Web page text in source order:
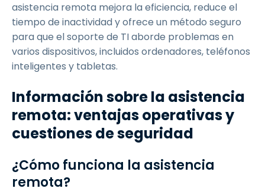
asistencia remota mejora la eficiencia, reduce el
tiempo de inactividad y ofrece un método seguro
para que el soporte de TI aborde problemas en
varios dispositivos, incluidos ordenadores, teléfonos
inteligentes y tabletas.
Información sobre la asistencia
remota: ventajas operativas y
cuestiones de seguridad
¿Cómo funciona la asistencia
remota?